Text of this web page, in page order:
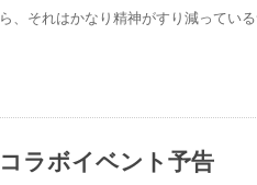
、それはかなり精神がすり減ってい
ラボイベント予告